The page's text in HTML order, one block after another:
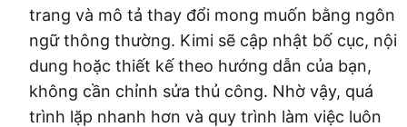
trang và mô tả thay đổi mong muốn bằng ngôn
ngữ thông thường. Kimi sẽ cập nhật bố cục, nội
dung hoặc thiết kế theo hướng dẫn của bạn,
không cần chỉnh sửa thủ công. Nhờ vậy, quá
trình lặp nhanh hơn và quy trình làm việc luôn